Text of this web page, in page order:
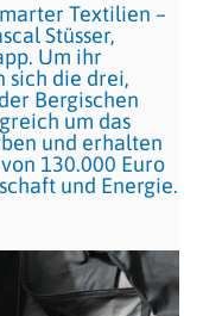
Textilien –
Stüsser,
Um ihr
sich die drei,
Bergischen
um das
und erhalten
130.000 Euro
und Energie.